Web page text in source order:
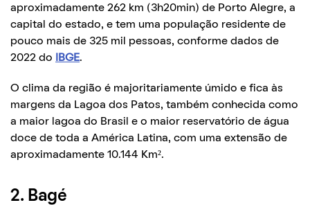
aproximadamente 262 km (3h20min) de Porto Alegre, a
capital do estado, e tem uma população residente de
pouco mais de 325 mil pessoas, conforme dados de
2022 do
IBGE.
O clima da região é majoritariamente úmido e fica às
margens da Lagoa dos Patos, também conhecida como
a maior lagoa do Brasil e o maior reservatório de água
doce de toda a América Latina, com uma extensão de
aproximadamente 10.144 Km².
2. Bagé